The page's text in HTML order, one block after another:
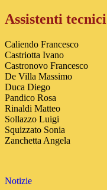
Assistenti tecnici
Caliendo Francesco
Castriotta Ivano
Castronovo Francesco
De Villa Massimo
Duca Diego
Pandico Rosa
Rinaldi Matteo
Sollazzo Luigi
Squizzato Sonia
Zanchetta Angela
Notizie